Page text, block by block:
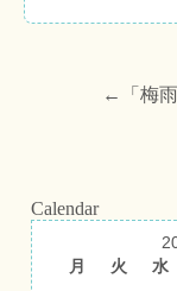
←「 梅
Calendar
月
火 水